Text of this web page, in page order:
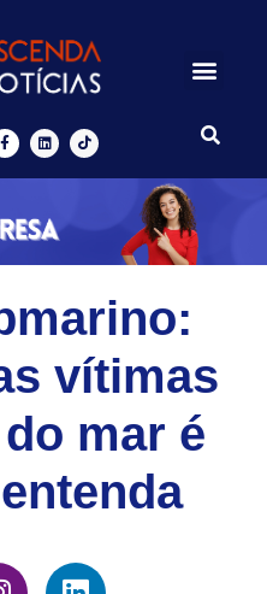
vítimas
mar é